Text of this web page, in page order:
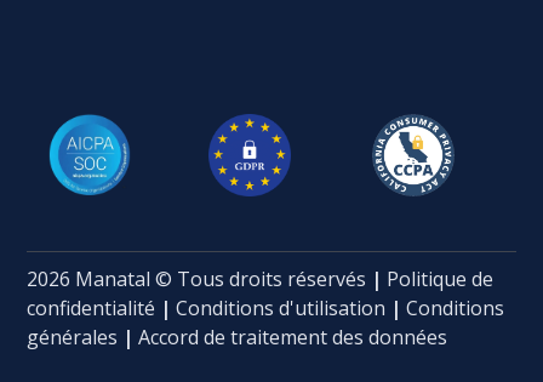
2026 Manatal © Tous droits réservés | Politique de
confidentialité |Conditions d'utilisation | Conditions
générales | Accord de traitement des données